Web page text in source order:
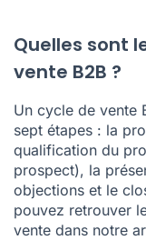
Quelles sont
vente B2B ?
Un cycle de vente
sept étapes : la
qualification du
prospect), la
objections et le
pouvez retrouver
vente dans notre